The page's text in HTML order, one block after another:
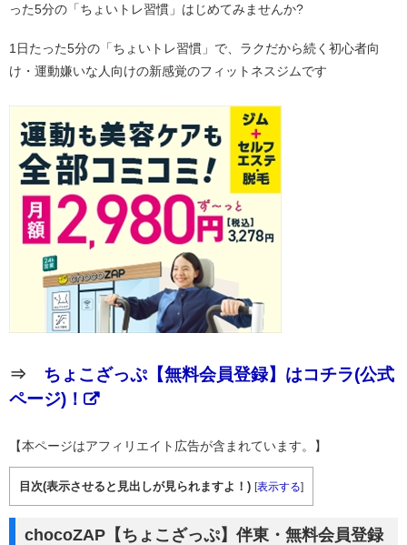
った5分の「ちょいトレ習慣」はじめてみませんか?
1日たった5分の「ちょいトレ習慣」で、ラクだから続く初心者向
け・運動嫌いな人向けの新感覚のフィットネスジムです
⇒ ちょこざっぷ【無料会員登録】はコチラ(公式
ページ)！
【本ページはアフィリエイト広告が含まれています。】
目次(表示させると見出しが見られますよ！) [表示する]
chocoZAP【ちょこざっぷ】伴東・無料会員登録